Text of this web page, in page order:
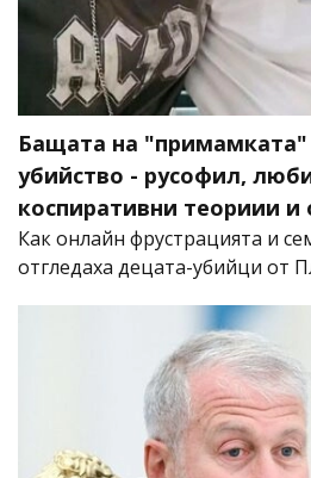
Бащата на "примамката"
убийство - русофил,
коспиративни теориии и
Как онлайн фрустрацията и
отгледаха децата-убийци от